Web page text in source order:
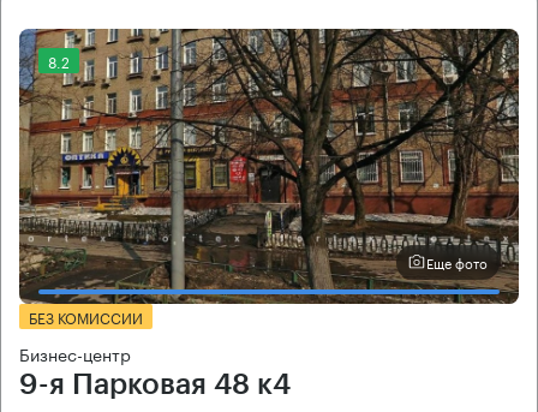
8.2
Еще фото
БЕЗ КОМИССИИ
Бизнес-центр
9-я Парковая 48 к4